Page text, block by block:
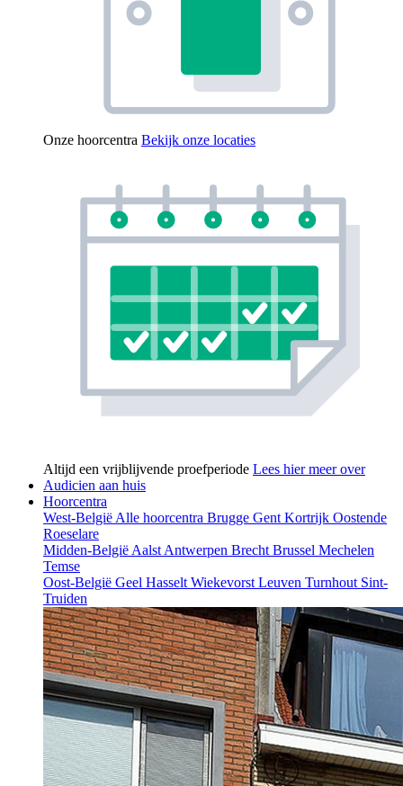
Onze hoorcentra Bekijk onze locaties
Altijd een vrijblijvende proefperiode Lees hier meer over
Audicien aan huis
Hoorcentra
West-België Alle hoorcentra Brugge Gent Kortrijk Oostende
Roeselare
Midden-België Aalst Antwerpen Brecht Brussel Mechelen
Temse
Oost-België Geel Hasselt Wiekevorst Leuven Turnhout Sint-
Truiden